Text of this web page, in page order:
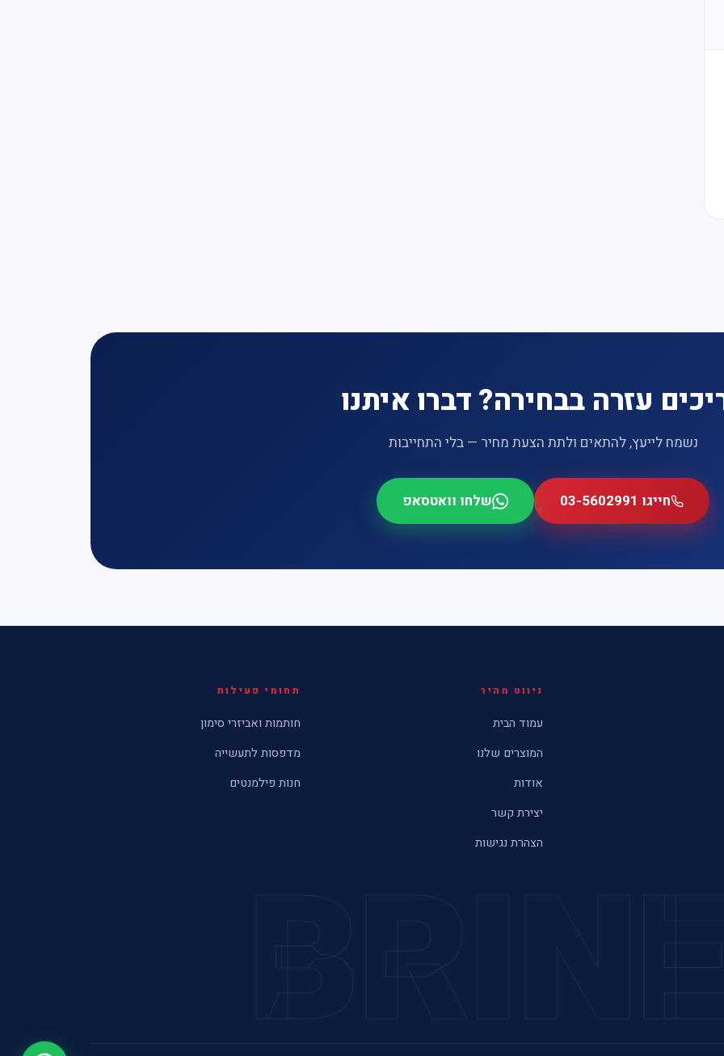
עזרה בבחירה? דברו איתנו
נשמח לייעץ, להתאים ולתת הצעת מחיר — בלי התחייבות
חייגו 03-5602991 שלחו וואטסאפ
ניווט מהיר
עמוד הבית
המוצרים שלנו
אודות
יצירת קשר
הצהרת נגישות
תחומי פעילות
חותמות ואביזרי סימון
מדפסות לתעשייה
חנות פילמנטים